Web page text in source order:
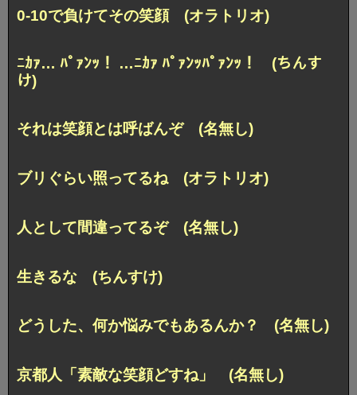
0-10で負けてその笑顔 (オラトリオ)
ﾆｶｧ… ﾊﾟｧﾝｯ！ …ﾆｶｧ ﾊﾟｧﾝｯﾊﾟｧﾝｯ！ (ちんす
け)
それは笑顔とは呼ばんぞ (名無し)
ブリぐらい照ってるね (オラトリオ)
人として間違ってるぞ (名無し)
生きるな (ちんすけ)
どうした、何か悩みでもあるんか？ (名無し)
京都人「素敵な笑顔どすね」 (名無し)